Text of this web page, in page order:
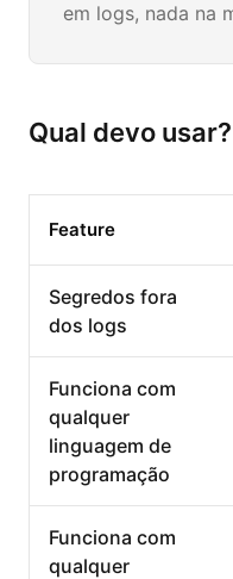
em logs, nada na
Qual devo usar?
Feature
Segredos fora
dos logs
Funciona com
qualquer
linguagem de
programação
Funciona com
qualquer